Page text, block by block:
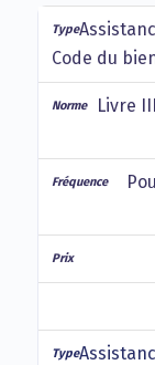
Code du
Livre